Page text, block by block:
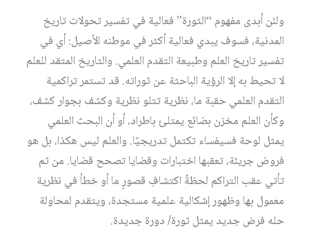
ولئن أبدى مفهوم “الثورة” فعالية في تفسير تحولات تاريخ
المدنية، فسوف يبدي فعالية أكثر في موطنه الأصيل: أي في
تفسير تاريخ العلم وطبيعة التقدم العلمي. والتاريخ المتقد للعلم
لا تحيط به إلا الرؤية الباحثة عن ثوراته. قد تستمر تراكمية
التقدم العلمي حقبة ما، نظرية تتلو نظرية وكشف بجوار كشف،
وكأن العلم مخزن بضائع يمتلئ باطراد، أو أن البحث العلمي
يمثل لوحة فسيفساء تكتمل تدريجيًا. والعلم ليس هكذا، بل هو
فروض جريئة، تعقبها اختبارات وقضايا تصحح قضايا. من ثم
تأتي عقب التراكم لحظةُ اكتشافِ قصورٍ ما أو خطأ في نظرية
معمول بها وظهور إشكالية علمية مستجدة، ويتقدم لمحاولة
حله فرض جديد يمثل ثورة/ دورة جديدة.